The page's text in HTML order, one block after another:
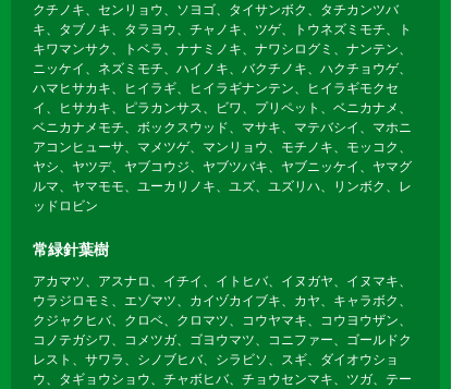
クチノキ、センリョウ、ソヨゴ、タイサンボク、タチカンツバ
キ、タブノキ、タラヨウ、チャノキ、ツゲ、トウネズミモチ、ト
キワマンサク、トベラ、ナナミノキ、ナワシログミ、ナンテン、
ニッケイ、ネズミモチ、ハイノキ、バクチノキ、ハクチョウゲ、
ハマヒサカキ、ヒイラギ、ヒイラギナンテン、ヒイラギモクセ
イ、ヒサカキ、ピラカンサス、ビワ、プリペット、ベニカナメ、
ベニカナメモチ、ボックスウッド、マサキ、マテバシイ、マホニ
アコンヒューサ、マメツゲ、マンリョウ、モチノキ、モッコク、
ヤシ、ヤツデ、ヤブコウジ、ヤブツバキ、ヤブニッケイ、ヤマグ
ルマ、ヤマモモ、ユーカリノキ、ユズ、ユズリハ、リンボク、レ
ッドロビン
常緑針葉樹
アカマツ、アスナロ、イチイ、イトヒバ、イヌガヤ、イヌマキ、
ウラジロモミ、エゾマツ、カイヅカイブキ、カヤ、キャラボク、
クジャクヒバ、クロベ、クロマツ、コウヤマキ、コウヨウザン、
コノテガシワ、コメツガ、ゴヨウマツ、コニファー、ゴールドク
レスト、サワラ、シノブヒバ、シラビソ、スギ、ダイオウショ
ウ、タギョウショウ、チャボヒバ、チョウセンマキ、ツガ、テー